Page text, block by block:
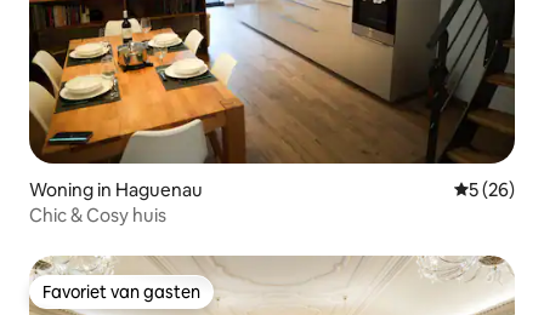
Woning in Haguenau
5 (26)
Chic & Cosy huis
Favoriet van gasten
Favoriet van gasten